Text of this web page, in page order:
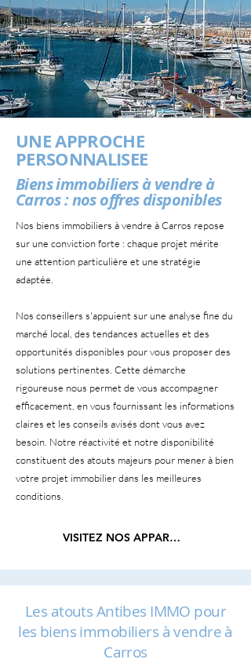
UNE APPROCHE
PERSONNALISEE
Biens immobiliers à vendre à
Carros : nos offres disponibles
Nos biens immobiliers à vendre à Carros repose
sur une conviction forte : chaque projet mérite
une attention particulière et une stratégie
adaptée.
Nos conseillers s'appuient sur une analyse fine du
marché local, des tendances actuelles et des
opportunités disponibles pour vous proposer des
solutions pertinentes. Cette démarche
rigoureuse nous permet de vous accompagner
efficacement, en vous fournissant les informations
claires et les conseils avisés dont vous avez
besoin. Notre réactivité et notre disponibilité
constituent des atouts majeurs pour mener à bien
votre projet immobilier dans les meilleures
conditions.
VISITEZ NOS APPARTEMENTS
Les atouts Antibes IMMO pour
les biens immobiliers à vendre à
Carros